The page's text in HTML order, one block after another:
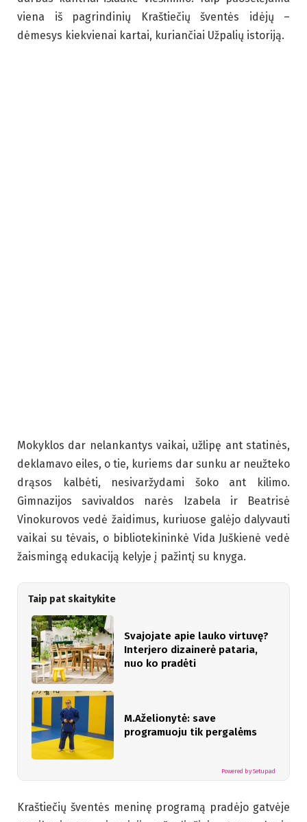
viena iš pagrindinių Kraštiečių šventės idėjų –
dėmesys kiekvienai kartai, kuriančiai Užpalių istoriją.
Mokyklos dar nelankantys vaikai, užlipę ant statinės,
deklamavo eiles, o tie, kuriems dar sunku ar neužteko
drąsos kalbėti, nesivaržydami šoko ant kilimo.
Gimnazijos savivaldos narės Izabela ir Beatrisė
Vinokurovos vedė žaidimus, kuriuose galėjo dalyvauti
vaikai su tėvais, o bibliotekininkė Vida Juškienė vedė
žaismingą edukaciją kelyje į pažintį su knyga.
Taip pat skaitykite
Svajojate apie lauko virtuvę?
Interjero dizainerė pataria,
nuo ko pradėti
M.Aželionytė: save
programuoju tik pergalėms
Powered by Setupad
Kraštiečių šventės meninę programą pradėjo gatvėje